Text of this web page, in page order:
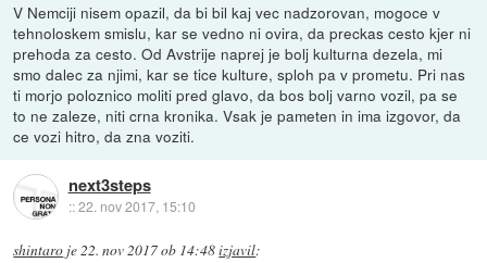
V Nemciji nisem opazil, da bi bil kaj vec nadzorovan, mogoce v
tehnoloskem smislu, kar se vedno ni ovira, da preckas cesto kjer ni
prehoda za cesto. Od Avstrije naprej je bolj kulturna dezela, mi
smo dalec za njimi, kar se tice kulture, sploh pa v prometu. Pri nas
ti morjo poloznico moliti pred glavo, da bos bolj varno vozil, pa se
to ne zaleze, niti crna kronika. Vsak je pameten in ima izgovor, da
ce vozi hitro, da zna voziti.
next3steps
::22. nov 2017, 15:10
shintaro je22. nov 2017 ob 14:48izjavil: